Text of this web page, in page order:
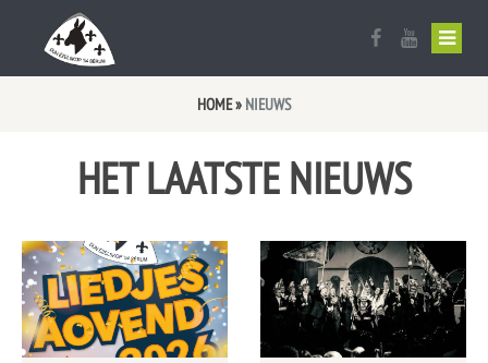
Ezelskop vlag
Bestuur en Commissies
Oud Prinsen Galerij
Oud Trio’s
De raad van 11
Uitslag Optocht 2026
Optochtreglement
Aanmelden optocht 2027
Sponsor worden?
HOME» NIEUWS
HET LAATSTE NIEUWS